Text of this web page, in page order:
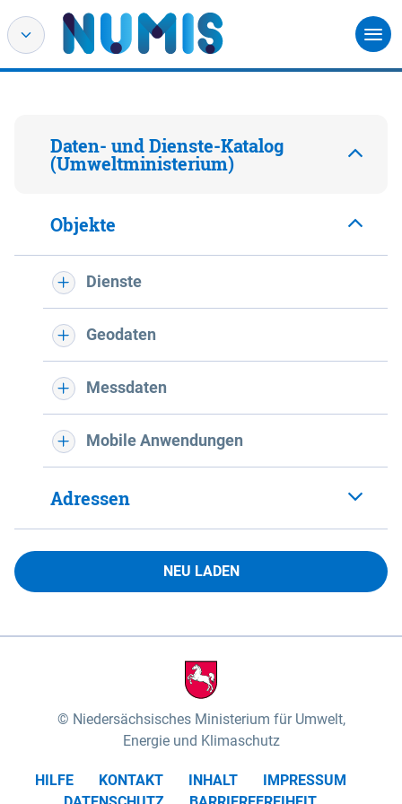
Daten- und Dienste-Katalog
(Umweltministerium)
Objekte
Dienste
Geodaten
Messdaten
Mobile Anwendungen
Adressen
NEU LADEN
Niedersächsisches Ministerium für Umwelt,
Energie und Klimaschutz
HILFE KONTAKT INHALT
IMPRESSUM